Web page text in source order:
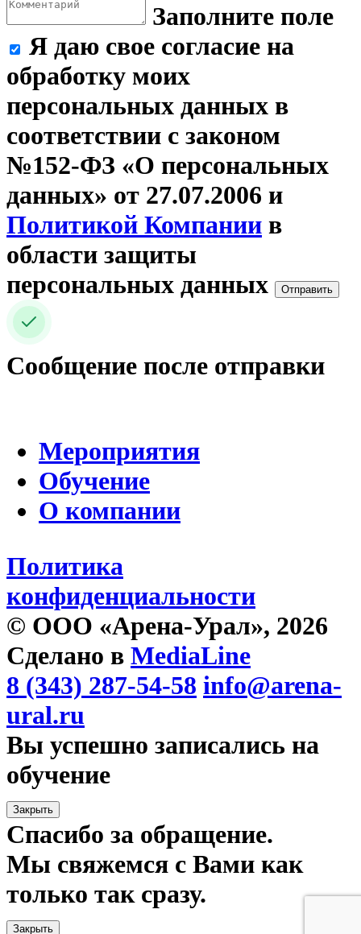
Заполните поле
Я даю свое согласие на
обработку моих
персональных данных в
соответствии с законом
№152-ФЗ «О персональных
данных» от 27.07.2006 и
Политикой Компании в
области защиты
персональных данных
Отправить
Сообщение после отправки
Мероприятия
Обучение
О компании
Политика
конфиденциальности
© ООО «Арена-Урал», 2026
Сделано в MediaLine
8 (343) 287-54-58 info@arena-
ural.ru
Вы успешно записались на
обучение
Закрыть
Спасибо за обращение.
Мы свяжемся с Вами как
только так сразу.
Закрыть